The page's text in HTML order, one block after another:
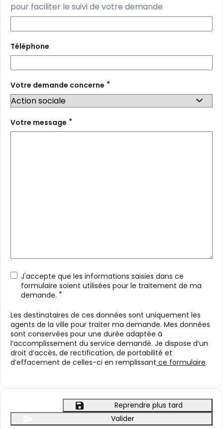
pour faciliter le suivi de votre demande
Téléphone
Votre demande concerne *
Votre message *
J'accepte que les informations saisies dans ce
formulaire soient utilisées pour le traitement de ma
demande. *
Les destinataires de ces données sont uniquement les
agents de la ville pour traiter ma demande. Mes données
sont conservées pour une durée adaptée à
l’accomplissement du service demandé. Je dispose d’un
droit d’accès, de rectification, de portabilité et
d’effacement de celles-ci en remplissant ce formulaire.
Valider
Reprendre plus tard